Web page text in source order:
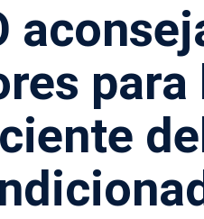
para